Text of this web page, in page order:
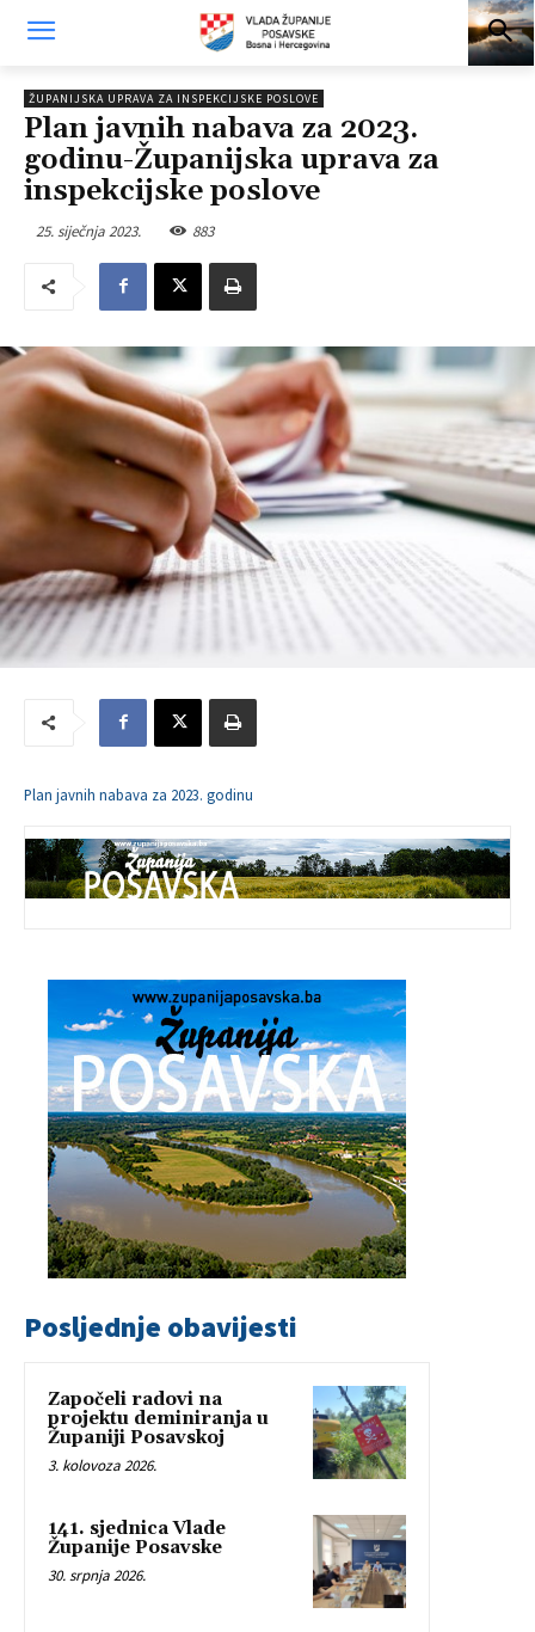
ŽUPANIJSKA UPRAVA ZA INSPEKCIJSKE POSLOVE
Plan javnih nabava za 2023.
godinu-Županijska uprava za
inspekcijske poslove
25. siječnja 2023. 883
Plan javnih nabava za 2023. godinu
Posljednje obavijesti
Započeli radovi na
projektu deminiranja u
Županiji Posavskoj
3. kolovoza 2026.
141. sjednica Vlade
Županije Posavske
30. srpnja 2026.